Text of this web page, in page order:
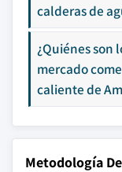
calderas de
¿Quiénes son
mercado
caliente de
Metodología